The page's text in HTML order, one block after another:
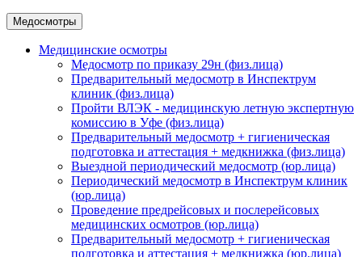
Медосмотры
Медицинские осмотры
Медосмотр по приказу 29н (физ.лица)
Предварительный медосмотр в Инспектрум
клиник (физ.лица)
Пройти ВЛЭК - медицинскую летную экспертную
комиссию в Уфе (физ.лица)
Предварительный медосмотр + гигиеническая
подготовка и аттестация + медкнижка (физ.лица)
Выездной периодический медосмотр (юр.лица)
Периодический медосмотр в Инспектрум клиник
(юр.лица)
Проведение предрейсовых и послерейсовых
медицинских осмотров (юр.лица)
Предварительный медосмотр + гигиеническая
подготовка и аттестация + медкнижка (юр.лица)